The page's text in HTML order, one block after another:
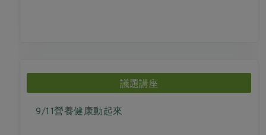
議題講座
9/11營養健康動起來